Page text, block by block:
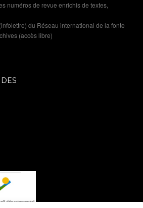
numéros de revue enrichis de textes,
du Réseau international de la fonte
(accès libre)